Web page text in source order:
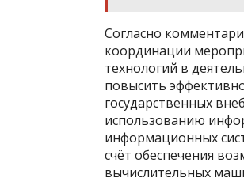
Согласно
координации
технологий в
повысить
государственных
использованию
информационных
счёт обеспечения
вычислительных